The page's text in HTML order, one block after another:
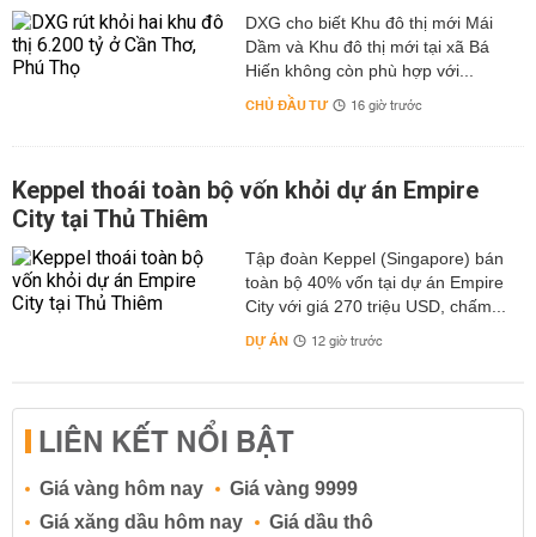
DXG cho biết Khu đô thị mới Mái
Dầm và Khu đô thị mới tại xã Bá
Hiến không còn phù hợp với...
CHỦ ĐẦU TƯ 16 giờ trước
Keppel thoái toàn bộ vốn khỏi dự án Empire
City tại Thủ Thiêm
Tập đoàn Keppel (Singapore) bán
toàn bộ 40% vốn tại dự án Empire
City với giá 270 triệu USD, chấm...
DỰ ÁN 12 giờ trước
LIÊN KẾT NỔI BẬT
Giá vàng hôm nay
Giá vàng 9999
Giá xăng dầu hôm nay
Giá dầu thô